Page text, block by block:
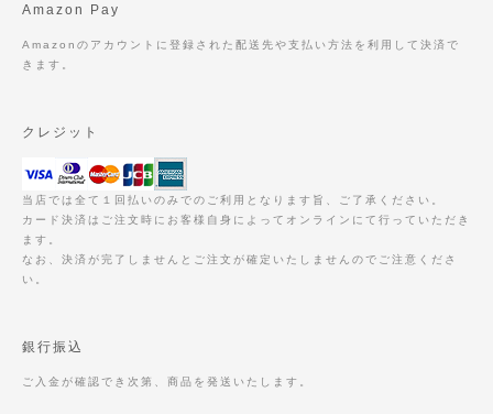
Amazon Pay
Amazonのアカウントに登録された配送先や支払い方法を利用して決済で
きます。
クレジット
当店では全て１回払いのみでのご利用となります旨、ご了承ください。
カード決済はご注文時にお客様自身によってオンラインにて行っていただき
ます。
なお、決済が完了しませんとご注文が確定いたしませんのでご注意くださ
い。
銀行振込
ご入金が確認でき次第、商品を発送いたします。